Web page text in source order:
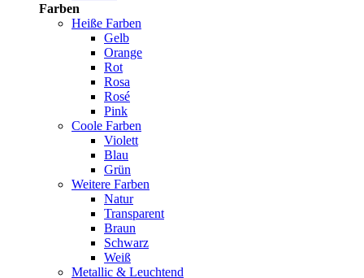
Farben
Heiße Farben
Gelb
Orange
Rot
Rosa
Rosé
Pink
Coole Farben
Violett
Blau
Grün
Weitere Farben
Natur
Transparent
Braun
Schwarz
Weiß
Metallic & Leuchtend